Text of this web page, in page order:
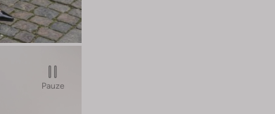
Pauze